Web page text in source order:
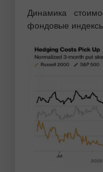
Динамика
фондовые